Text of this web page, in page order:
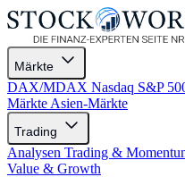
Märkte
DAX/MDAX Nasdaq S&P
Märkte Asien-Märkte
Trading
Analysen Trading &
Value & Growth